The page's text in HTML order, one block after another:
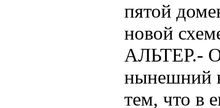
пятой
новой
АЛЬТЕР.-
нынешний
тем, что в